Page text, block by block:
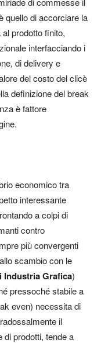
quello diaccorciare la
prodotto finito,
interfacciando i
di delivery e
del costo delclicè
definizione del break
è fattore
economico tra
interessante
a colpi di
contro
più convergenti
scambio con le
Industria Grafica)
pressoché stabile a
even) necessita di
il
di prodotti, tende a